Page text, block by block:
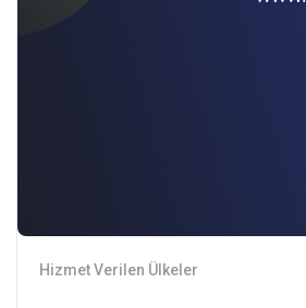
Hizmet Verilen Ülkeler